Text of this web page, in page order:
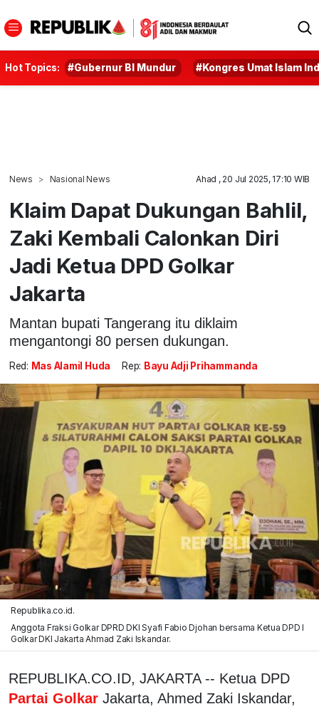
Hot Topics: #Gubernur BI Mundur #Kongres Umat Islam
News Nasional News Ahad , 20 Jul 2025, 17:10 WIB
Klaim Dapat Dukungan Bahlil,
Zaki Kembali Calonkan Diri
Jadi Ketua DPD Golkar
Jakarta
Mantan bupati Tangerang itu diklaim
mengantongi 80 persen dukungan.
Red: Mas Alamil Huda Rep: Bayu Adji Prihammanda
Republika.co.id.
Anggota Fraksi Golkar DPRD DKI Syafi Fabio Djohan bersama Ketua DPD I
Golkar DKI Jakarta Ahmad Zaki Iskandar.
REPUBLIKA.CO.ID, JAKARTA -- Ketua DPD
Partai Golkar Jakarta, Ahmed Zaki Iskandar,